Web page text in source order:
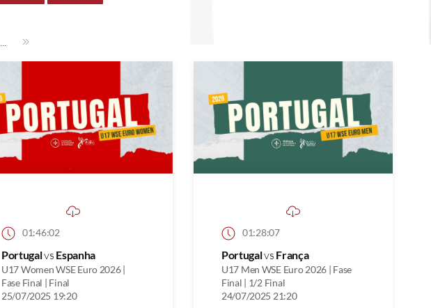
...
01:46:02
Portugalvs Espanha
U17 Women WSE Euro 2026 |
Fase Final | Final
25/07/2025 19:20
01:28:07
Portugalvs França
U17 Men WSE Euro 2026 | Fase
Final | 1/2 Final
24/07/2025 21:20